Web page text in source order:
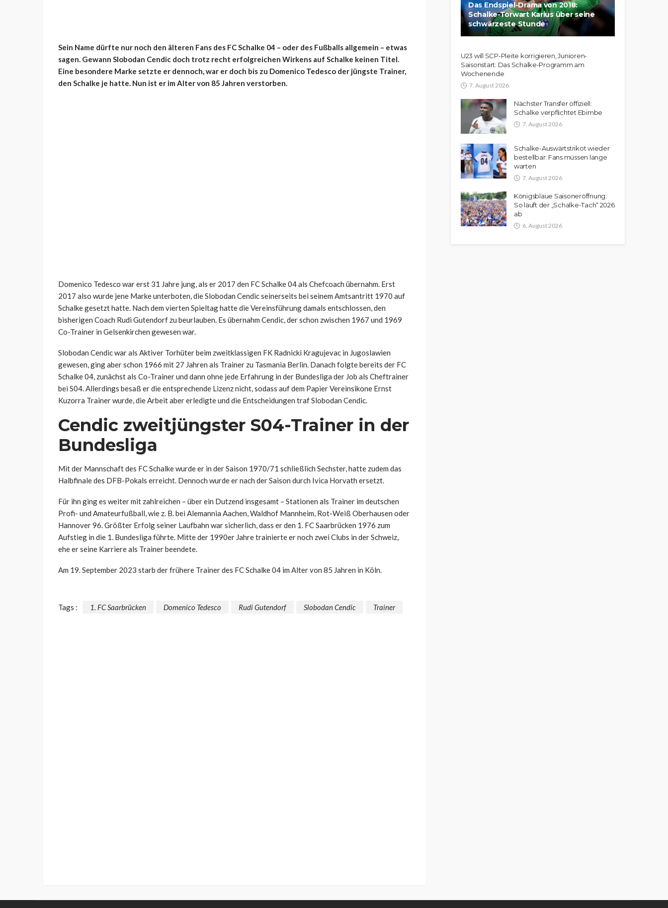
Sein Name dürfte nur noch den älteren Fans des FC Schalke 04 – oder des Fußballs allgemein – etwas
sagen. Gewann Slobodan Cendic doch trotz recht erfolgreichen Wirkens auf Schalke keinen Titel.
Eine besondere Marke setzte er dennoch, war er doch bis zu Domenico Tedesco der jüngste Trainer,
den Schalke je hatte. Nun ist er im Alter von 85 Jahren verstorben.
Domenico Tedesco war erst 31 Jahre jung, als er 2017 den FC Schalke 04 als Chefcoach übernahm. Erst
2017 also wurde jene Marke unterboten, die Slobodan Cendic seinerseits bei seinem Amtsantritt 1970 auf
Schalke gesetzt hatte. Nach dem vierten Spieltag hatte die Vereinsführung damals entschlossen, den
bisherigen Coach Rudi Gutendorf zu beurlauben. Es übernahm Cendic, der schon zwischen 1967 und 1969
Co-Trainer in Gelsenkirchen gewesen war.
Slobodan Cendic war als Aktiver Torhüter beim zweitklassigen FK Radnicki Kragujevac in Jugoslawien
gewesen, ging aber schon 1966 mit 27 Jahren als Trainer zu Tasmania Berlin. Danach folgte bereits der FC
Schalke 04, zunächst als Co-Trainer und dann ohne jede Erfahrung in der Bundesliga der Job als Cheftrainer
bei S04. Allerdings besaß er die entsprechende Lizenz nicht, sodass auf dem Papier Vereinsikone Ernst
Kuzorra Trainer wurde, die Arbeit aber erledigte und die Entscheidungen traf Slobodan Cendic.
Cendic zweitjüngster S04-Trainer in der
Bundesliga
Mit der Mannschaft des FC Schalke wurde er in der Saison 1970/71 schließlich Sechster, hatte zudem das
Halbfinale des DFB-Pokals erreicht. Dennoch wurde er nach der Saison durch Ivica Horvath ersetzt.
Für ihn ging es weiter mit zahlreichen – über ein Dutzend insgesamt – Stationen als Trainer im deutschen
Profi- und Amateurfußball, wie z. B. bei Alemannia Aachen, Waldhof Mannheim, Rot-Weiß Oberhausen oder
Hannover 96. Größter Erfolg seiner Laufbahn war sicherlich, dass er den 1. FC Saarbrücken 1976 zum
Aufstieg in die 1. Bundesliga führte. Mitte der 1990er Jahre trainierte er noch zwei Clubs in der Schweiz,
ehe er seine Karriere als Trainer beendete.
Am 19. September 2023 starb der frühere Trainer des FC Schalke 04 im Alter von 85 Jahren in Köln.
Tags : 1. FC Saarbrücken Domenico Tedesco Rudi Gutendorf Slobodan Cendic Trainer
Das Endspiel-Drama von 2018:
Schalke-Torwart Karius über seine
schwärzeste Stunde
U23 will SCP-Pleite korrigieren, Junioren-
Saisonstart: Das Schalke-Programm am
Wochenende
7. August 2026
Nächster Transfer offiziell:
Schalke verpflichtet Ebimbe
7. August 2026
Schalke-Auswärtstrikot wieder
bestellbar: Fans müssen lange
warten
7. August 2026
Königsblaue Saisoneröffnung:
So läuft der „Schalke-Tach“ 2026
ab
6. August 2026